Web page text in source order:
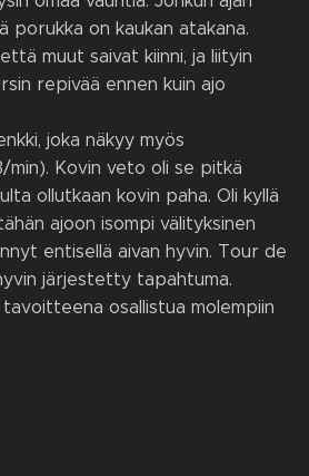
porukka on kaukan atakana.
muut saivat kiinni, ja liityin
repivää ennen kuin ajo
joka näkyy myös
min). Kovin veto oli se pitkä
ollutkaan kovin paha. Oli kyllä
ajoon isompi välityksinen
entisellä aivan hyvin. Tour de
järjestetty tapahtuma.
osallistua molempiin